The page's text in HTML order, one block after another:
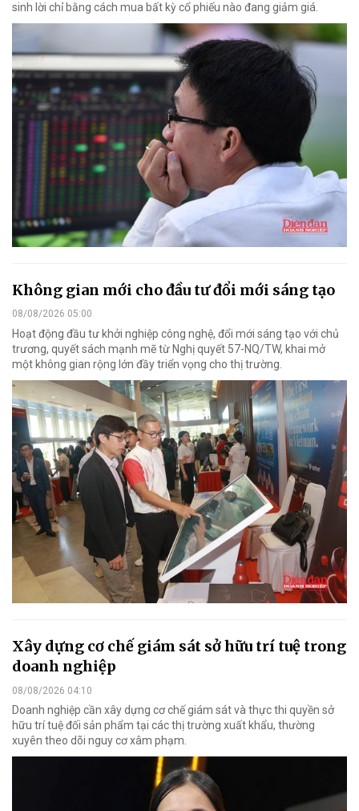
sinh lời chỉ bằng cách mua bất kỳ cổ phiếu nào đang giảm giá.
Không gian mới cho đầu tư đổi mới sáng tạo
08/08/2026 05:00
Hoạt động đầu tư khởi nghiệp công nghệ, đổi mới sáng tạo với chủ
trương, quyết sách mạnh mẽ từ Nghị quyết 57-NQ/TW, khai mở
một không gian rộng lớn đầy triển vọng cho thị trường.
Xây dựng cơ chế giám sát sở hữu trí tuệ trong
doanh nghiệp
08/08/2026 04:10
Doanh nghiệp cần xây dựng cơ chế giám sát và thực thi quyền sở
hữu trí tuệ đối sản phẩm tại các thị trường xuất khẩu, thường
xuyên theo dõi nguy cơ xâm phạm.